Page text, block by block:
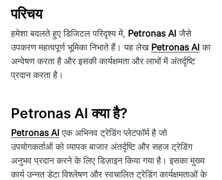
परिचय
हमेशा बदलते हुए डिजिटल परिदृश्य में, Petronas AI जैसे
उपकरण महत्वपूर्ण भूमिका निभाते हैं। यह लेख Petronas AI का
अन्वेषण करता है और इसकी कार्यक्षमता और लाभों में अंतर्दृष्टि
प्रदान करता है।
Petronas AI क्या है?
Petronas AI एक अभिनव ट्रेडिंग प्लेटफॉर्म है जो
उपयोगकर्ताओं को व्यापक बाजार अंतर्दृष्टि और सहज ट्रेडिंग
अनुभव प्रदान करने के लिए डिज़ाइन किया गया है। इसका मुख्य
कार्य उन्नत डेटा विश्लेषण और स्वचालित ट्रेडिंग कार्यक्षमताओं के